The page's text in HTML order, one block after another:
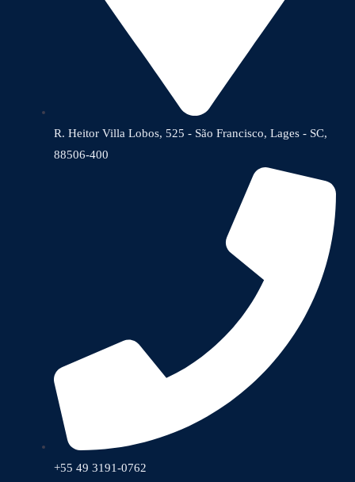
R. Heitor Villa Lobos, 525 - São Francisco, Lages - SC,
88506-400
+55 49 3191-0762